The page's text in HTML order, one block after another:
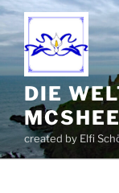
Zum
Inhalt
springen
DIE
created by Elfi